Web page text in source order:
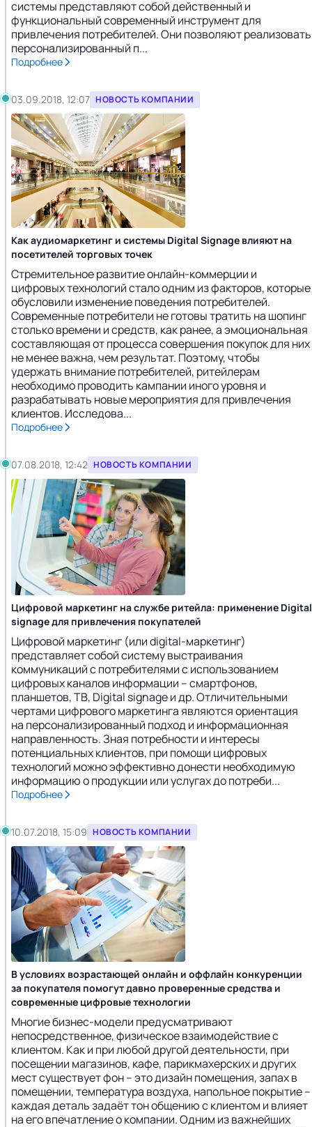
системы представляют собой действенный и
функциональный современный инструмент для
привлечения потребителей. Они позволяют реализовать
персонализированный п...
Подробнее
03.09.2018, 12:07 НОВОСТЬ КОМПАНИИ
Как аудиомаркетинг и системы Digital Signage влияют на
посетителей торговых точек
Стремительное развитие онлайн-коммерции и
цифровых технологий стало одним из факторов, которые
обусловили изменение поведения потребителей.
Современные потребители не готовы тратить на шопинг
столько времени и средств, как ранее, а эмоциональная
составляющая от процесса совершения покупок для них
не менее важна, чем результат. Поэтому, чтобы
удержать внимание потребителей, ритейлерам
необходимо проводить кампании иного уровня и
разрабатывать новые мероприятия для привлечения
клиентов. Исследова...
Подробнее
07.08.2018, 12:42 НОВОСТЬ КОМПАНИИ
Цифровой маркетинг на службе ритейла: применение Digital
signage для привлечения покупателей
Цифровой маркетинг (или digital-маркетинг)
представляет собой систему выстраивания
коммуникаций с потребителями с использованием
цифровых каналов информации – смартфонов,
планшетов, ТВ, Digital signage и др. Отличительными
чертами цифрового маркетинга являются ориентация
на персонализированный подход и информационная
направленность. Зная потребности и интересы
потенциальных клиентов, при помощи цифровых
технологий можно эффективно донести необходимую
информацию о продукции или услугах до потреби...
Подробнее
10.07.2018, 15:09 НОВОСТЬ КОМПАНИИ
В условиях возрастающей онлайн и оффлайн конкуренции
за покупателя помогут давно проверенные средства и
современные цифровые технологии
Многие бизнес-модели предусматривают
непосредственное, физическое взаимодействие с
клиентом. Как и при любой другой деятельности, при
посещении магазинов, кафе, парикмахерских и других
мест существует фон – это дизайн помещения, запах в
помещении, температура воздуха, напольное покрытие –
каждая деталь задаёт тон общению с клиентом и влияет
на его впечатление о компании. Одним из важнейших